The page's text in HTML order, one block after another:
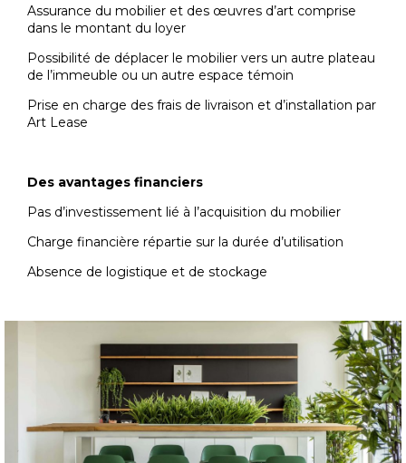
Assurance du mobilier et des œuvres d’art comprise
dans le montant du loyer
Possibilité de déplacer le mobilier vers un autre plateau
de l’immeuble ou un autre espace témoin
Prise en charge des frais de livraison et d’installation par
Art Lease
Des avantages financiers
Pas d’investissement lié à l’acquisition du mobilier
Charge financière répartie sur la durée d’utilisation
Absence de logistique et de stockage